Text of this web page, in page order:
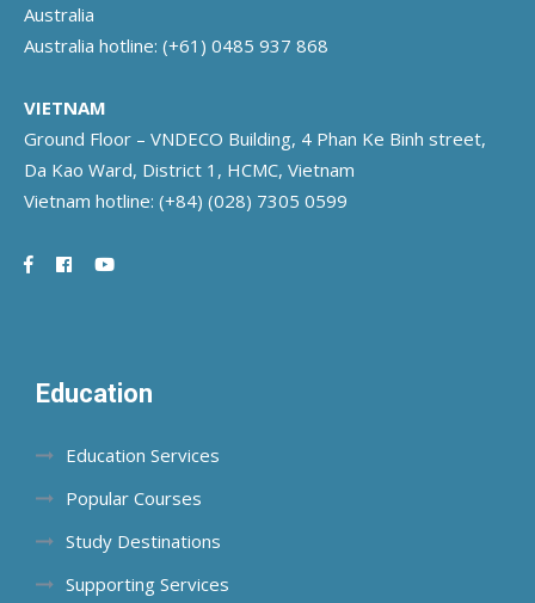
Australia
Australia hotline: (+61) 0485 937 868
VIETNAM
Ground Floor – VNDECO Building, 4 Phan Ke Binh street,
Da Kao Ward, District 1, HCMC, Vietnam
Vietnam hotline: (+84) (028) 7305 0599
Education
Education Services
Popular Courses
Study Destinations
Supporting Services